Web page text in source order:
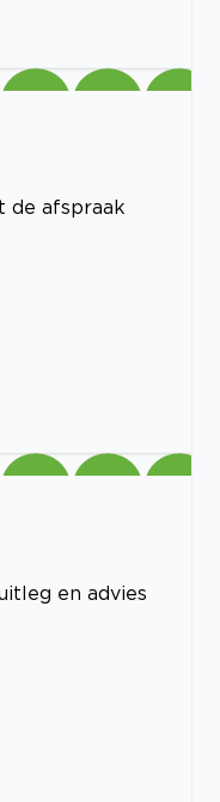
de afspraak
en advies